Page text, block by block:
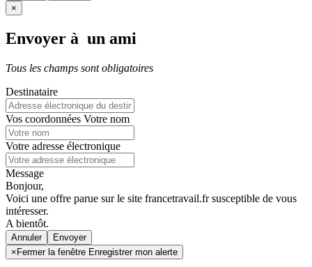
×
Envoyer à un ami
Tous les champs sont obligatoires
Destinataire
Vos coordonnées Votre nom
Votre adresse électronique
Message
Bonjour,
Voici une offre parue sur le site francetravail.fr susceptible de vous
intéresser.
A bientôt.
Annuler
× Fermer la fenêtre Enregistrer mon alerte